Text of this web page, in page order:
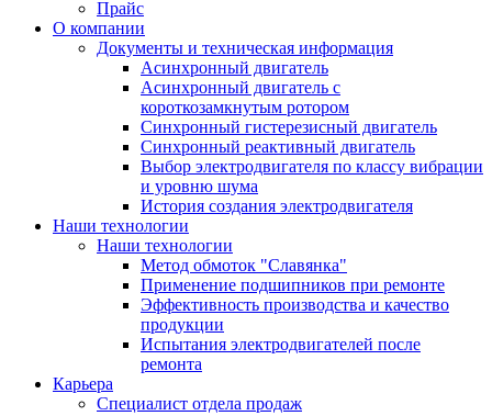
Прайс
О компании
Документы и техническая информация
Асинхронный двигатель
Асинхронный двигатель с
короткозамкнутым ротором
Синхронный гистерезисный двигатель
Синхронный реактивный двигатель
Выбор электродвигателя по классу вибрации
и уровню шума
История создания электродвигателя
Наши технологии
Наши технологии
Метод обмоток "Славянка"
Применение подшипников при ремонте
Эффективность производства и качество
продукции
Испытания электродвигателей после
ремонта
Карьера
Специалист отдела продаж